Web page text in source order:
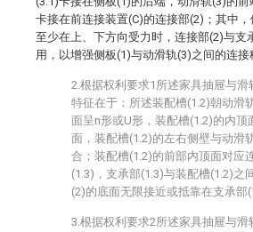
卡接在前连接装置(C)的连接部(2)；其中
至少在上、下方向受力时，连接部(2)与支
用，以增强侧板(1)与动滑轨(3)之间的连接
2.根据权利要求1所述家具抽屉与
特征在于：所述装配槽(1.2)朝动滑
面呈n形或U形，装配槽(1.2)的内顶
面，装配槽(1.2)的左右侧壁与动滑
合；装配槽(1.2)的前部内顶面对应
(1.3)，支承部(1.3)与装配槽(1.2)之
(2)的底面无限接近或抵靠在支承部
3.根据权利要求2所述家具抽屉与